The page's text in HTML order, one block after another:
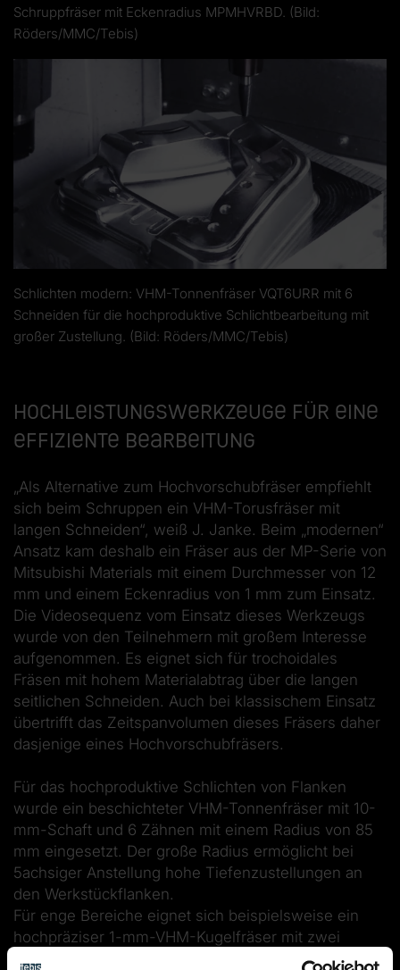
Schruppfräser mit Eckenradius MPMHVRBD. (Bild:
Röders/MMC/Tebis)
Schlichten modern: VHM-Tonnenfräser VQT6URR mit 6
Schneiden für die hochproduktive Schlichtbearbeitung mit
großer Zustellung. (Bild: Röders/MMC/Tebis)
Hochleistungswerkzeuge für eine
effiziente Bearbeitung
„Als Alternative zum Hochvorschubfräser empfiehlt
sich beim Schruppen ein VHM-Torusfräser mit
langen Schneiden“, weiß J. Janke. Beim „modernen“
Ansatz kam deshalb ein Fräser aus der MP-Serie von
Mitsubishi Materials mit einem Durchmesser von 12
mm und einem Eckenradius von 1 mm zum Einsatz.
Die Videosequenz vom Einsatz dieses Werkzeugs
wurde von den Teilnehmern mit großem Interesse
aufgenommen. Es eignet sich für trochoidales
Fräsen mit hohem Materialabtrag über die langen
seitlichen Schneiden. Auch bei klassischem Einsatz
übertrifft das Zeitspanvolumen dieses Fräsers daher
dasjenige eines Hochvorschubfräsers.
Für das hochproduktive Schlichten von Flanken
wurde ein beschichteter VHM-Tonnenfräser mit 10-
mm-Schaft und 6 Zähnen mit einem Radius von 85
mm eingesetzt. Der große Radius ermöglicht bei
5achsiger Anstellung hohe Tiefenzustellungen an
den Werkstückflanken.
Für enge Bereiche eignet sich beispielsweise ein
hochpräziser 1-mm-VHM-Kugelfräser mit zwei
polierten Schneiden, mit dem enge Hohlkehlen und